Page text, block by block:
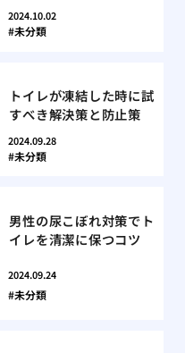
2024.10.02
未分類
トイレが凍結した時に試
すべき解決策と防止策
2024.09.28
未分類
男性の尿こぼれ対策でト
イレを清潔に保つコツ
2024.09.24
未分類